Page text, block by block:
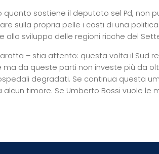
quanto sostiene il deputato sel Pd, non
sulla propria pelle i costi di una
allo sviluppo delle regioni ricche del
Laratta – stia attento: questa volta il Sud
da queste parti non investe più da
degradati. Se continua questa
timore. Se Umberto Bossi vuole le